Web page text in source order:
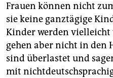
Frauen können nicht
sie keine ganztägige
Kinder werden
gehen aber nicht in den
sind überlastet und
mit